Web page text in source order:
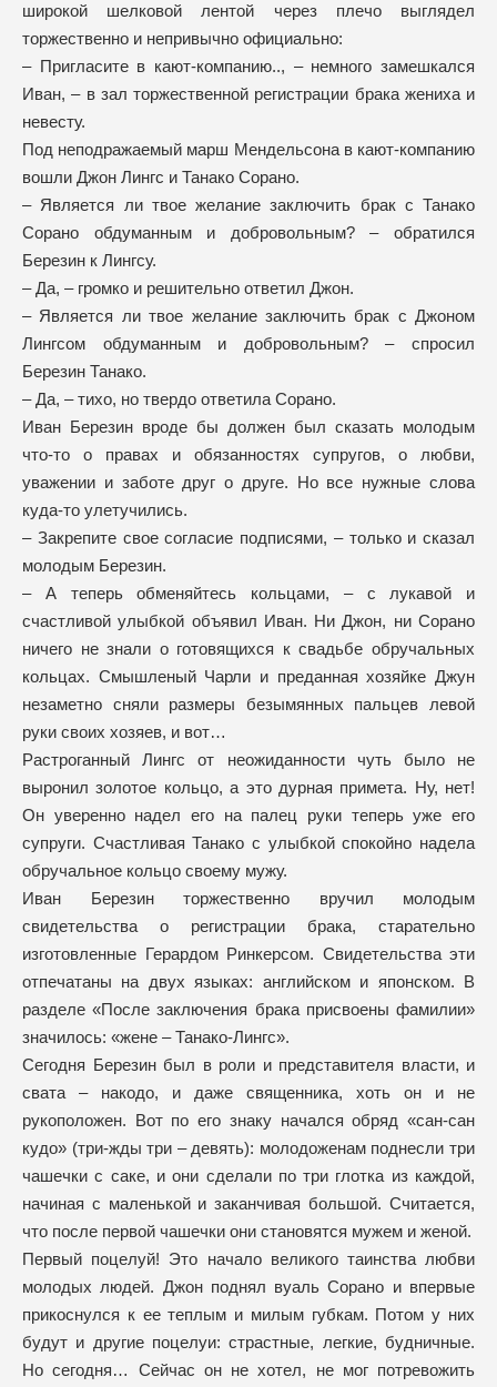
широкой шелковой лентой через плечо выглядел
торжественно и непривычно официально:
– Пригласите в кают-компанию.., – немного замешкался
Иван, – в зал торжественной регистрации брака жениха и
невесту.
Под неподражаемый марш Мендельсона в кают-компанию
вошли Джон Лингс и Танако Сорано.
– Является ли твое желание заключить брак с Танако
Сорано обдуманным и добровольным? – обратился
Березин к Лингсу.
– Да, – громко и решительно ответил Джон.
– Является ли твое желание заключить брак с Джоном
Лингсом обдуманным и добровольным? – спросил
Березин Танако.
– Да, – тихо, но твердо ответила Сорано.
Иван Березин вроде бы должен был сказать молодым
что-то о правах и обязанностях супругов, о любви,
уважении и заботе друг о друге. Но все нужные слова
куда-то улетучились.
– Закрепите свое согласие подписями, – только и сказал
молодым Березин.
– А теперь обменяйтесь кольцами, – с лукавой и
счастливой улыбкой объявил Иван. Ни Джон, ни Сорано
ничего не знали о готовящихся к свадьбе обручальных
кольцах. Смышленый Чарли и преданная хозяйке Джун
незаметно сняли размеры безымянных пальцев левой
руки своих хозяев, и вот…
Растроганный Лингс от неожиданности чуть было не
выронил золотое кольцо, а это дурная примета. Ну, нет!
Он уверенно надел его на палец руки теперь уже его
супруги. Счастливая Танако с улыбкой спокойно надела
обручальное кольцо своему мужу.
Иван Березин торжественно вручил молодым
свидетельства о регистрации брака, старательно
изготовленные Герардом Ринкерсом. Свидетельства эти
отпечатаны на двух языках: английском и японском. В
разделе «После заключения брака присвоены фамилии»
значилось: «жене – Танако-Лингс».
Сегодня Березин был в роли и представителя власти, и
свата – накодо, и даже священника, хоть он и не
рукоположен. Вот по его знаку начался обряд «сан-сан
кудо» (три-жды три – девять): молодоженам поднесли три
чашечки с саке, и они сделали по три глотка из каждой,
начиная с маленькой и заканчивая большой. Считается,
что после первой чашечки они становятся мужем и женой.
Первый поцелуй! Это начало великого таинства любви
молодых людей. Джон поднял вуаль Сорано и впервые
прикоснулся к ее теплым и милым губкам. Потом у них
будут и другие поцелуи: страстные, легкие, будничные.
Но сегодня… Сейчас он не хотел, не мог потревожить